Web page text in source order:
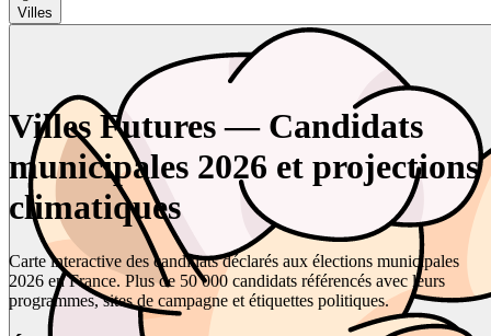
Villes
Villes Futures — Candidats
municipales 2026 et projections
climatiques
Carte interactive des candidats déclarés aux élections municipales
2026 en France. Plus de 50 000 candidats référencés avec leurs
programmes, sites de campagne et étiquettes politiques.